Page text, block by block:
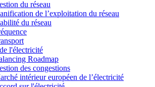
du réseau
de l’exploitation du réseau
du réseau
l'électricité
Roadmap
des congestions
intérieur européen de l’électricité